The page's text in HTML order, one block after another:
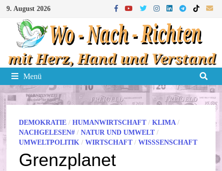
Zum
Inhalt
springen
9. August 2026
Menü
DEMOKRATIE /HUMANWIRTSCHAFT/KLIMA/
NACHGELESEN# /NATUR UND UMWELT/
UMWELTPOLITIK /WIRTSCHAFT/WISSSENSCHAFT
Grenzplanet